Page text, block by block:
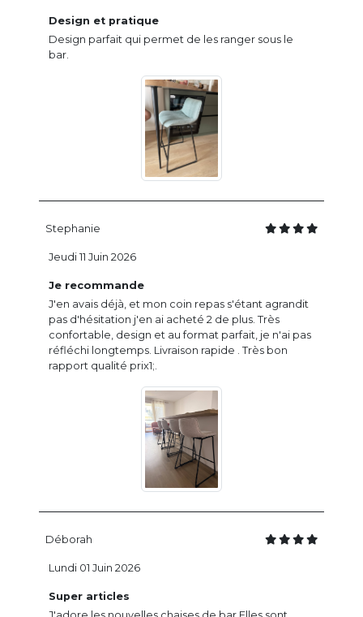
Design et pratique
Design parfait qui permet de les ranger sous le
bar.
Stephanie
Je recommande
J'en avais déjà, et mon coin repas s'étant agrandit
pas d'hésitation j'en ai acheté 2 de plus. Très
confortable, design et au format parfait, je n'ai pas
réfléchi longtemps. Livraison rapide . Très bon
rapport qualité prix1;.
Jeudi 11 Juin 2026
Déborah
Super articles
Lundi 01 Juin 2026